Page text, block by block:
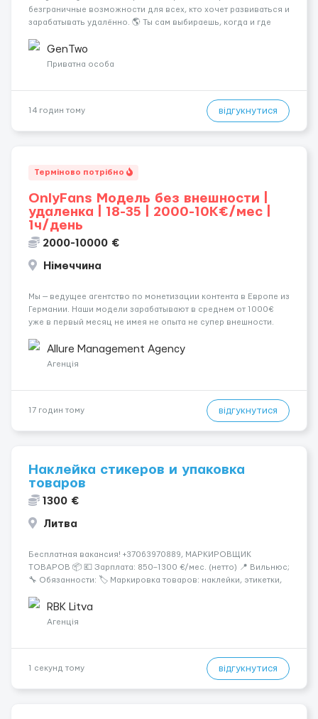
безграничные возможности для всех, кто хочет развиваться и
зарабатывать удалённо. 🌎 Ты сам выбираешь, когда и где
путешествиями. 🏡 Пока все только говорят про нейросети и
блокчейн, швейцарс...
GenTwo
Приватна особа
14 годин тому відгукнутися
Терміново потрібно
OnlyFans Модель без внешности |
удаленка | 18-35 | 2000-10K€/мес |
1ч/день
2000-10000 €
Німеччина
Мы — ведущее агентство по монетизации контента в Европе из
Германии. Наши модели зарабатывают в среднем от 1000€
уже в первый месяц не имея не опыта не супер внешности.
города мира, начинающих и с опытом. Что мы предлаг...
Allure Management Agency
Агенція
17 годин тому відгукнутися
Наклейка стикеров и упаковка
товаров
1300 €
Литва
Бесплатная вакансия! +37063970889, МАРКИРОВЩИК
ТОВАРОВ 📦 💶 Зарплата: 850–1300 €/мес. (нетто) 📍 Вильнюс;
🔧 Обязанности: 🏷️ Маркировка товаров: наклейки, этикетки,
косметика и др. 👨‍🏫 Всему обучаем на месте — опы...
RBK Litva
Агенція
1 секунд тому відгукнутися